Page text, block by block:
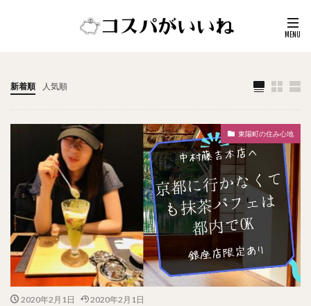
新着順 人気順
東陽町の住み心地
2020年2月1日 2020年2月1日